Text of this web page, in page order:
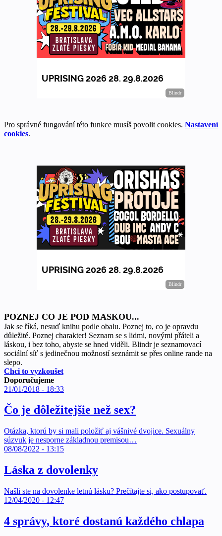
Pro správné fungování této funkce musíš povolit cookies. Nastavení
cookies.
POZNEJ CO JE POD MASKOU...
Jak se říká, nesuď knihu podle obalu. Poznej to, co je opravdu
důležité. Poznej charakter! Seznam se s lidmi, novými přáteli a
láskou, i bez toho, abyste se hned viděli. Blindr je seznamovací
sociální síť s jedinečnou možností seznámit se přes online rande na
slepo.
Chci to vyzkoušet
Doporučujeme
21/01/2018 - 18:33
Čo je dôležitejšie než sex?
Otázka, ktorú by si mali položiť aj vášnivé dvojice. Sexuálny
súzvuk je nesporne základnou premisou…
08/08/2022 - 13:15
Láska z dovolenky
Našli ste na dovolenke letnú lásku? Prečítajte si, ako postupovať.
12/04/2020 - 12:47
4 správy, ktoré dostanú každého chlapa